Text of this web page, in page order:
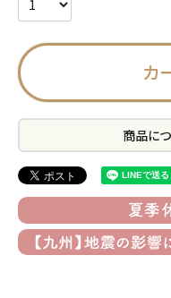
よくあるご質問
プライバシーポリシー
特定商取引法について
お問い合わせ
ACCOUNT MENU
ようこそ ゲスト 様
meeting_room ログイン person
カ
商品に